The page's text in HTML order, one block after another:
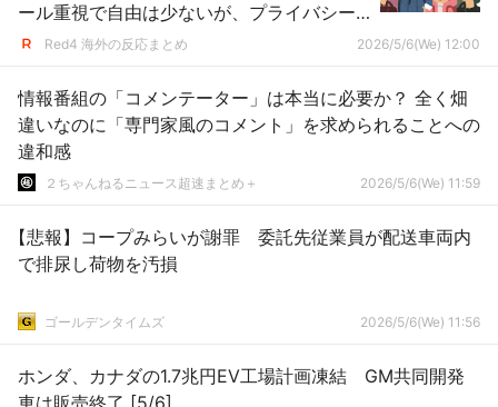
ール重視で自由は少ないが、プライバシー
が守られるのは素晴らしい」「ルールがお
ないと思うわ」
Red4 海外の反応まとめ 2026/5/6(We) 12:00
情報番組の「コメンテーター」は本当に必要か？ 全く畑
違いなのに「専門家風のコメント」を求められることへの
違和感
２ちゃんねるニュース超速まとめ＋ 2026/5/6(We) 11:59
【悲報】コープみらいが謝罪 委託先従業員が配送車両内
で排尿し荷物を汚損
ゴールデンタイムズ 2026/5/6(We) 11:56
ホンダ、カナダの1.7兆円EV工場計画凍結 GM共同開発
車は販売終了 [5/6]